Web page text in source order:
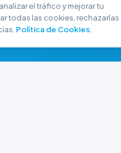
el tráfico y mejorar tu
todas las cookies, rechazarlas
Política de Cookies.